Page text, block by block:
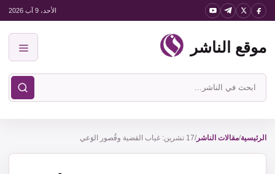
انتقل
المحتوى
الأحد، 9 آب 2026
موقع الناشر
ابحث
في
الناشر
الرئيسية/مقالات الناشر/17 تشرين: غياب القضية وقُصور الوَعي